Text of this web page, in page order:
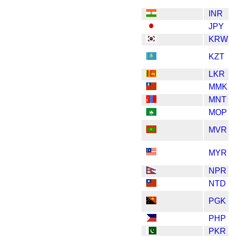
INR
JPY
KRW
KZT
LKR
MMK
MNT
MOP
MVR
MYR
NPR
NTD
PGK
PHP
PKR